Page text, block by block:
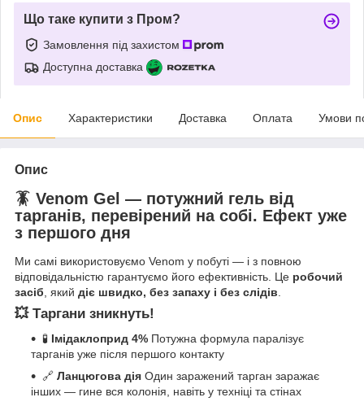
Що таке купити з Пром?
Замовлення під захистом
Доступна доставка
Опис Характеристики Доставка Оплата Умови
Опис
🪳 Venom Gel — потужний гель від
тарганів, перевірений на собі. Ефект уже
з першого дня
Ми самі використовуємо Venom у побуті — і з повною
відповідальністю гарантуємо його ефективність. Це робочий
засіб, який діє швидко, без запаху і без слідів.
💥 Таргани зникнуть!
🧪 Імідаклоприд 4% Потужна формула паралізує
тарганів уже після першого контакту
🔗 Ланцюгова дія Один заражений тарган заражає
інших — гине вся колонія, навіть у техніці та стінах